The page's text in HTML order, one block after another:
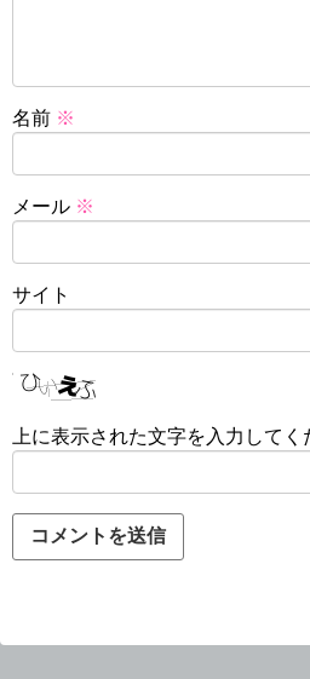
名前 ※
メール ※
サイト
上に表示された文字を入力してく